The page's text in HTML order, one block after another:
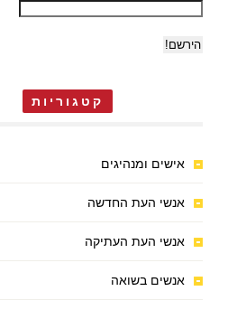
קטגוריות
אישים ומנהיגים
אנשי העת החדשה
אנשי העת העתיקה
אנשים בשואה